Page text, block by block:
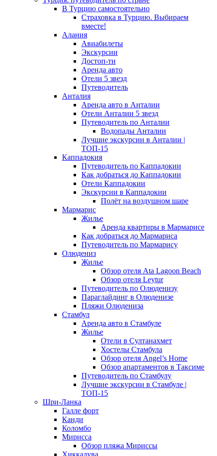
В Турцию самостоятельно
Страховка в Турцию. Выбираем
вместе!
Алания
Авиабилеты
Экскурсии
Достоп-ти
Аренда авто
Отели 5 звезд
Путеводитель
Анталия
Аренда авто в Анталии
Отели Анталии 5 звезд
Путеводитель по Анталии
Водопады Анталии
Лучшие экскурсии в Анталии |
ТОП-15
Каппадокия
Путеводитель по Каппадокии
Как добраться до Каппадокии
Отели Каппадокии
Экскурсии в Каппадокии
Полёт на воздушном шаре
Мармарис
Жилье
Аренда квартиры в Мармарисе
Как добраться до Мармариса
Путеводитель по Мармарису
Олюдениз
Жилье
Обзор отеля Ata Lagoon Beach
Обзор отеля Leytur
Путеводитель по Олюденизу
Параглайдинг в Олюденизе
Пляжи Олюдениза
Стамбул
Аренда авто в Стамбуле
Жилье
Отели в Султанахмет
Хостелы Стамбула
Обзор отеля Angel’s Home
Обзор апартаментов в Таксиме
Путеводитель по Стамбулу
Лучшие экскурсии в Стамбуле |
ТОП-15
Шри-Ланка
Галле форт
Канди
Коломбо
Мирисса
Обзор пляжа Мириссы
Хиккадува